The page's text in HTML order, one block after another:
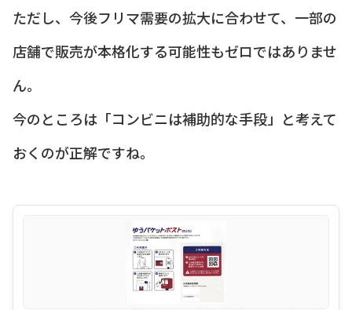
ただし、今後フリマ需要の拡大に合わせて、一部の
店舗で販売が本格化する可能性もゼロではありませ
ん。
今のところは「コンビニは補助的な手段」と考えて
おくのが正解ですね。